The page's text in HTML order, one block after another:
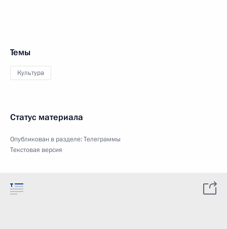
Темы
Культура
Статус материала
Опубликован в разделе:Телеграммы
Текстовая версия